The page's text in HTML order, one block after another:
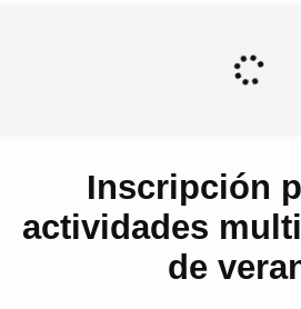
Inscripción
actividades
de